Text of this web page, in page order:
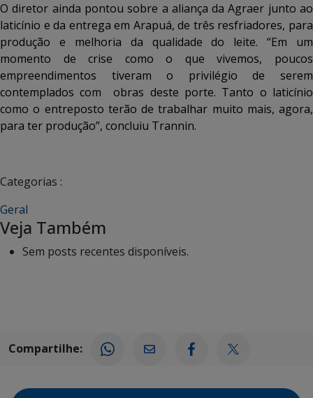
O diretor ainda pontou sobre a aliança da Agraer junto ao
laticínio e da entrega em Arapuá, de três resfriadores, para
produção e melhoria da qualidade do leite. “Em um
momento de crise como o que vivemos, poucos
empreendimentos tiveram o privilégio de serem
contemplados com obras deste porte. Tanto o laticínio
como o entreposto terão de trabalhar muito mais, agora,
para ter produção”, concluiu Trannin.
Categorias :
Geral
Veja Também
Sem posts recentes disponíveis.
Compartilhe: